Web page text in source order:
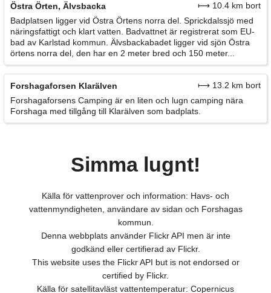
Östra Örten, Älvsbacka
⟼ 10.4 km bort
Badplatsen ligger vid Östra Örtens norra del. Sprickdalssjö med
näringsfattigt och klart vatten. Badvattnet är registrerat som EU-
bad av Karlstad kommun. Älvsbackabadet ligger vid sjön Östra
örtens norra del, den har en 2 meter bred och 150 meter...
Forshagaforsen Klarälven
⟼ 13.2 km bort
Forshagaforsens Camping är en liten och lugn camping nära
Forshaga med tillgång till Klarälven som badplats.
Simma lugnt!
Källa för vattenprover och information: Havs- och
vattenmyndigheten, användare av sidan och Forshagas
kommun.
Denna webbplats använder Flickr API men är inte
godkänd eller certifierad av Flickr.
This website uses the Flickr API but is not endorsed or
certified by Flickr.
Källa för satellitavläst vattentemperatur: Copernicus